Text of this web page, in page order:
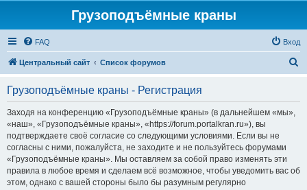
Грузоподъёмные краны
FAQ Вход
Центральный сайт Список форумов
Грузоподъёмные краны - Регистрация
Заходя на конференцию «Грузоподъёмные краны» (в дальнейшем «мы»,
«наш», «Грузоподъёмные краны», «https://forum.portalkran.ru»), вы
подтверждаете своё согласие со следующими условиями. Если вы не
согласны с ними, пожалуйста, не заходите и не пользуйтесь форумами
«Грузоподъёмные краны». Мы оставляем за собой право изменять эти
правила в любое время и сделаем всё возможное, чтобы уведомить вас об
этом, однако с вашей стороны было бы разумным регулярно